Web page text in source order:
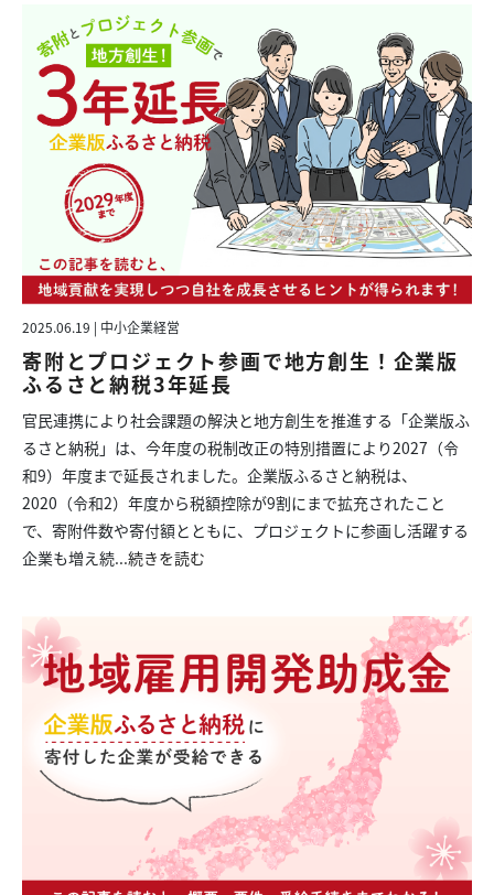
2025.06.19 | 中小企業経営
寄附とプロジェクト参画で地方創生！企業版
ふるさと納税3年延長
官民連携により社会課題の解決と地方創生を推進する「企業版ふ
るさと納税」は、今年度の税制改正の特別措置により2027（令
和9）年度まで延長されました。企業版ふるさと納税は、
2020（令和2）年度から税額控除が9割にまで拡充されたこと
で、寄附件数や寄付額とともに、プロジェクトに参画し活躍する
企業も増え続...続きを読む